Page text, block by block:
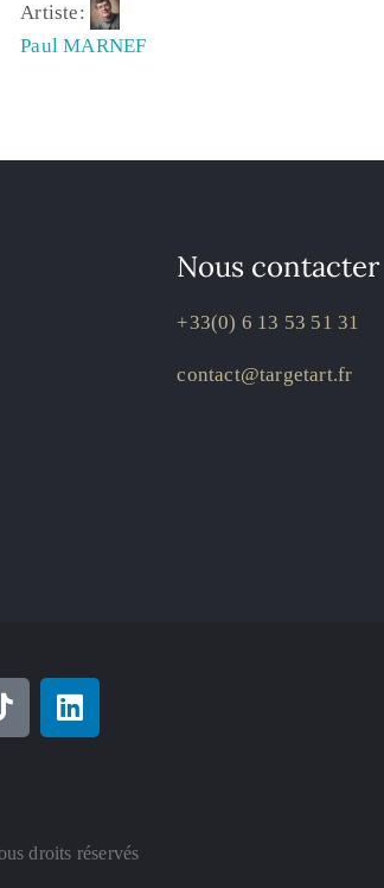
Artiste:
Paul MARNEF
Nous contacter
+33(0) 6 13 53 51 31
contact@targetart.fr
droits réservés